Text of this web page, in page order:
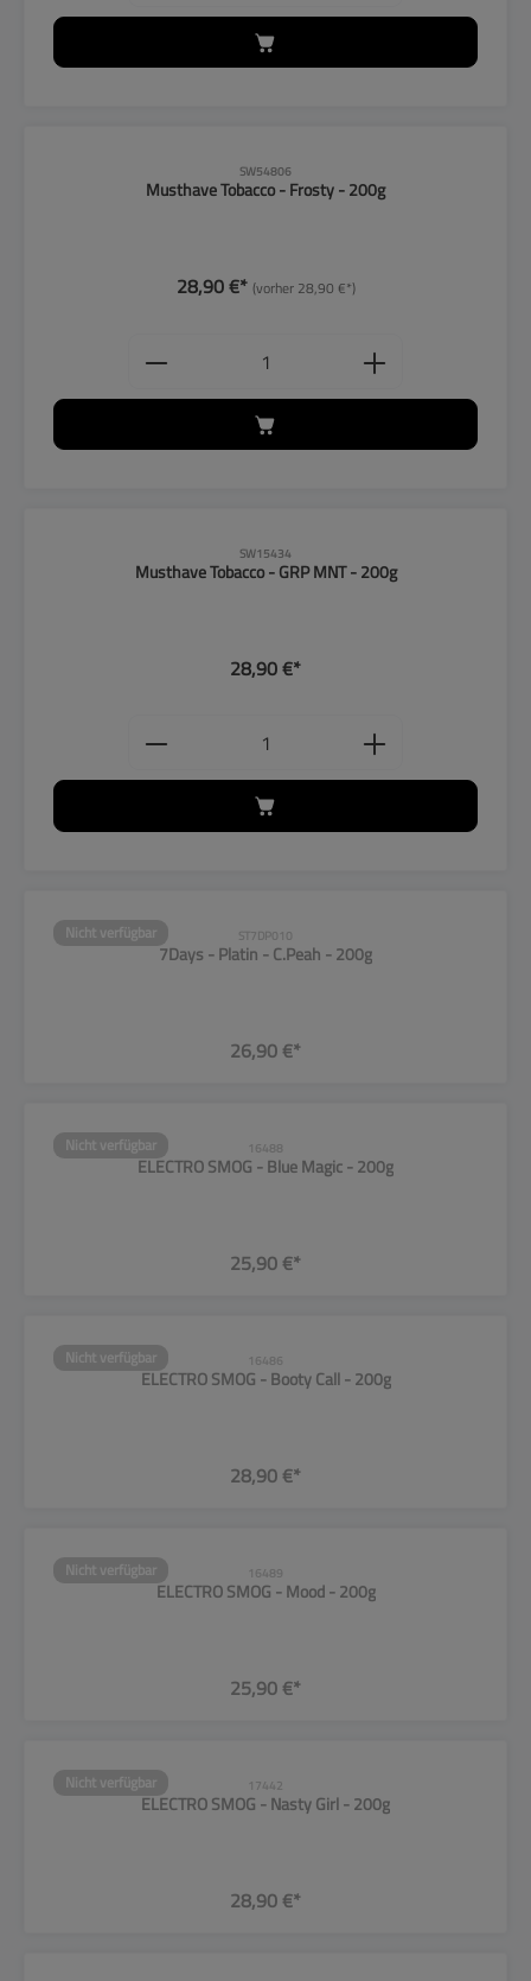
SW54806
Musthave Tobacco - Frosty - 200g
28,90 €* (vorher 28,90 €*)
Produkt Anzahl: Gib den
SW15434
Musthave Tobacco - GRP MNT - 200g
28,90 €*
Produkt Anzahl: Gib den
Nicht verfügbar ST7DP010
7Days - Platin - C.Peah - 200g
26,90 €*
Nicht verfügbar 16488
ELECTRO SMOG - Blue Magic - 200g
25,90 €*
Nicht verfügbar 16486
ELECTRO SMOG - Booty Call - 200g
28,90 €*
Nicht verfügbar 16489
ELECTRO SMOG - Mood - 200g
25,90 €*
Nicht verfügbar 17442
ELECTRO SMOG - Nasty Girl - 200g
28,90 €*